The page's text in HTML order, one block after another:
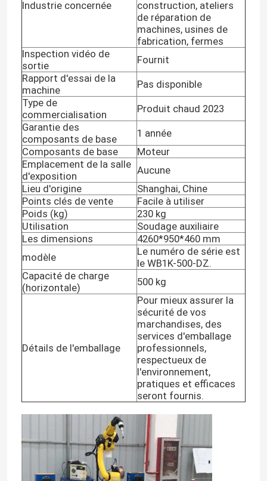
À propos de nous
Visite de l'usine
Contrôle de la qualité
Nous contacter
Nouvelles
Les affaires
Armure du robot industriel
Pièces détachées de robots
Bras chinois de robot
Robot de palettisation automatique
Industrie concernée
construction, ateliers
de réparation de
machines, usines de
fabrication, fermes
Inspection vidéo de
sortie
Fournit
Rapport d'essai de la
machine
Pas disponible
Type de
commercialisation
Produit chaud 2023
Garantie des
composants de base
1 année
Composants de base
Moteur
Emplacement de la salle
d'exposition
Aucune
Lieu d'origine
Shanghai, Chine
Points clés de vente
Facile à utiliser
Poids (kg)
230 kg
Utilisation
Soudage auxiliaire
Les dimensions
4260*950*460 mm
modèle
Le numéro de série est
le WB1K-500-DZ.
Capacité de charge
(horizontale)
500 kg
Détails de l'emballage
Pour mieux assurer la
sécurité de vos
marchandises, des
services d'emballage
professionnels,
respectueux de
l'environnement,
pratiques et efficaces
seront fournis.